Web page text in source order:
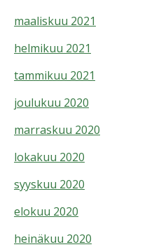
maaliskuu 2021
helmikuu 2021
tammikuu 2021
joulukuu 2020
marraskuu 2020
lokakuu 2020
syyskuu 2020
elokuu 2020
heinäkuu 2020